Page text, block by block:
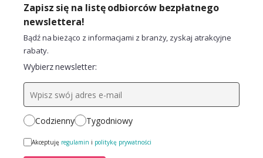
Zapisz się na listę odbiorców bezpłatnego
newslettera!
Bądź na bieżąco z informacjami z branży, zyskaj atrakcyjne
rabaty.
Wybierz newsletter:
Codzienny Tygodniowy
Akceptuję regulamin i politykę prywatności